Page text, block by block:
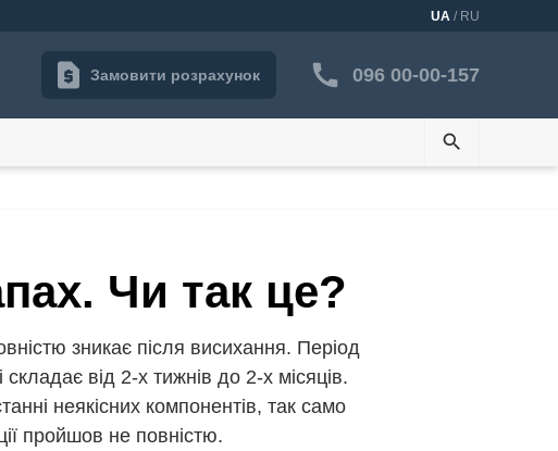
UA / RU
Замовити розрахунок 096 00-00-157
search
Чи так це?
зникає після висихання. Період
від 2-х тижнів до 2-х місяців.
неякісних компонентів, так само
пройшов не повністю.